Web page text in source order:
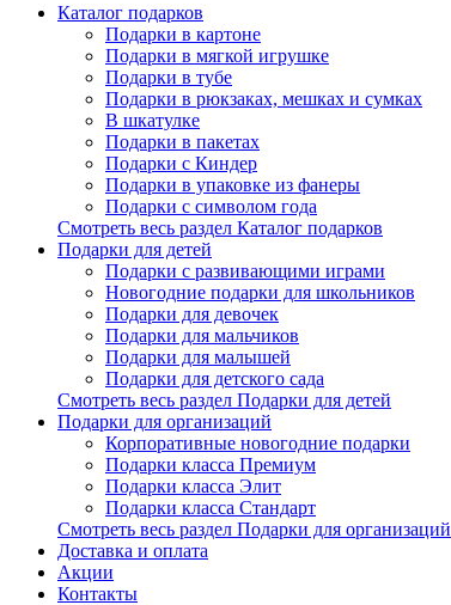
Каталог подарков
Подарки в картоне
Подарки в мягкой игрушке
Подарки в тубе
Подарки в рюкзаках, мешках и сумках
В шкатулке
Подарки в пакетах
Подарки с Киндер
Подарки в упаковке из фанеры
Подарки с символом года
Смотреть весь раздел Каталог подарков
Подарки для детей
Подарки с развивающими играми
Новогодние подарки для школьников
Подарки для девочек
Подарки для мальчиков
Подарки для малышей
Подарки для детского сада
Смотреть весь раздел Подарки для детей
Подарки для организаций
Корпоративные новогодние подарки
Подарки класса Премиум
Подарки класса Элит
Подарки класса Стандарт
Смотреть весь раздел Подарки для организаций
Доставка и оплата
Акции
Контакты